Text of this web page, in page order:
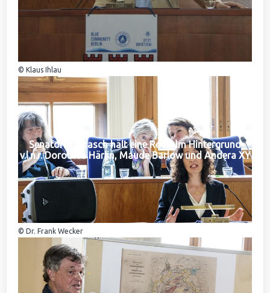
© Klaus Ihlau
Senatorin Jarasch hält eine Rede. Im Hintergrund
v.l.n.r. Dorothea Härlin, Maude Barlow und Andera XY
© Dr. Frank Wecker